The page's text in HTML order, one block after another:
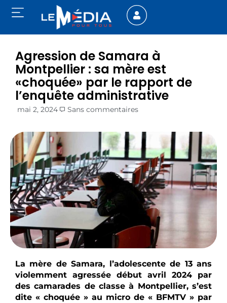
Agression de Samara à
Montpellier : sa mère est
«choquée» par le rapport de
l’enquête administrative
mai 2, 2024 Sans commentaires
La mère de Samara, l’adolescente de 13 ans
violemment agressée début avril 2024 par
des camarades de classe à Montpellier, s’est
dite « choquée » au micro de « BFMTV » par